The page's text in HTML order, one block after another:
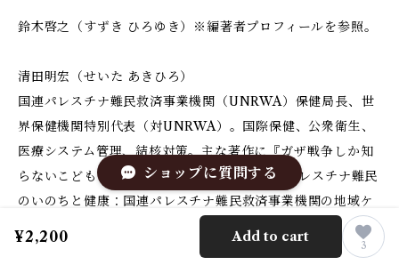
鈴木啓之（すずき ひろゆき）※編著者プロフィールを参照。
清田明宏（せいた あきひろ）
国連パレスチナ難民救済事業機関（UNRWA）保健局長、世
界保健機関特別代表（対UNRWA）。国際保健、公衆衛生、
医療システム管理、結核対策。主な著作に『ガザ――戦争しか知
らないこどもたち』（ポプラ社、2015年）、パレスチナ難民
のいのちと健康：国連パレスチナ難民救済事業機関の地域ケ
ア（保健福祉学）、“Governing the reform of the United
Nations health systems for Palestine Refugees:
ショップに質問する
¥2,200 Add to cart
3